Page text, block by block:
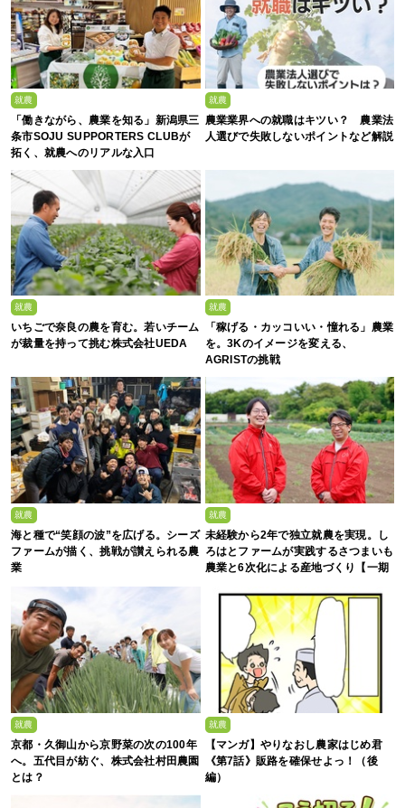
就農
「働きながら、農業を知る」新潟県三
条市SOJU SUPPORTERS CLUBが
拓く、就農へのリアルな入口
就農
農業業界への就職はキツい？ 農業法
人選びで失敗しないポイントなど解説
就農
いちごで奈良の農を育む。若いチーム
が裁量を持って挑む株式会社UEDA
就農
「稼げる・カッコいい・憧れる」農業
を。3Kのイメージを変える、
AGRISTの挑戦
就農
海と種で“笑顔の波”を広げる。シーズ
ファームが描く、挑戦が讃えられる農
業
就農
未経験から2年で独立就農を実現。し
ろはとファームが実践するさつまいも
農業と6次化による産地づくり【一期
就農
京都・久御山から京野菜の次の100年
へ。五代目が紡ぐ、株式会社村田農園
とは？
就農
【マンガ】やりなおし農家はじめ君
《第7話》販路を確保せよっ！（後
編）